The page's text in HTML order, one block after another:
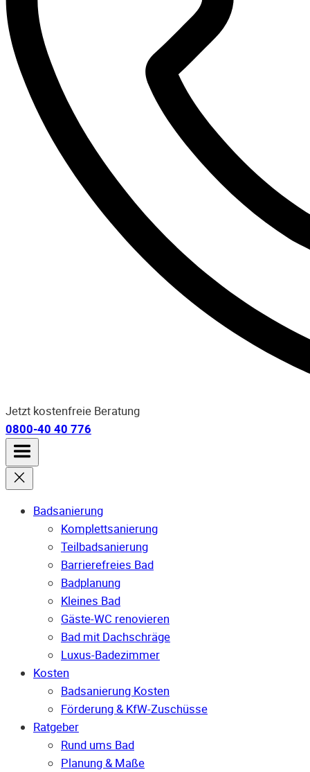
Jetzt kostenfreie Beratung
0800-40 40 776
Badsanierung
Komplettsanierung
Teilbadsanierung
Barrierefreies Bad
Badplanung
Kleines Bad
Gäste-WC renovieren
Bad mit Dachschräge
Luxus-Badezimmer
Kosten
Badsanierung Kosten
Förderung & KfW-Zuschüsse
Ratgeber
Rund ums Bad
Planung & Maße